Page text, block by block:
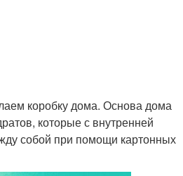
коробку дома. Основа дома
которые с внутренней
собой при помощи картонных